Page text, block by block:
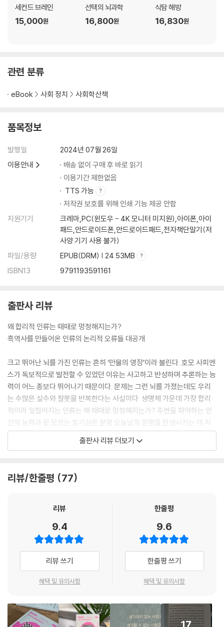
세컨드 브레인
15,000원
선택의 뇌과학
16,800원
식탐 해방
16,830원
관련 분류
eBook 사회 정치 사회학산책
품목정보
발행일
2024년 07월 26일
이용안내
배송 없이 구매 후 바로 읽기
이용기간 제한없음
TTS 가능
저작권 보호를 위해 인쇄 기능 제공 안함
지원기기
크레마,PC(윈도우 - 4K 모니터 미지원),아이폰,아이
패드,안드로이드폰,안드로이드패드,전자책단말기(저
사양 기기 사용 불가)
파일/용량
EPUB(DRM) | 24.53MB
ISBN13
9791193591161
출판사 리뷰
왜 합리적 인류는 때때로 멍청해지는가?
흑역사를 만들어온 인류의 논리적 오류들 대공개
크고 뛰어난 뇌를 가진 인류는 흔히 ‘만물의 영장’이라 불린다. 호모 사피엔
스가 독보적으로 발전할 수 있었던 이유는 사고하고 반성하며 추론하는 능
력이 어느 종보다 뛰어나기 때문이다. 문제는 그런 뇌를 가졌는데도 우리
는 수많은 실수와 잘못을 반복한다는 사실이다. 생명체 가운데 가장 합리
적이라 일컬어지는 인류는 왜 때때로 멍청해지는가? 주변을 파악하는 인
간의 능력과 끝 모르는 호기심은 분명 오늘날의 문명을 탄생시키는 데 지
대한 역할을 했다. 그러나 이 뛰어난 본능 때문에 인간은 종종 잘못된 판단
을 내린다. 무작위로 일어나는 사건들 사이에서 패턴을 찾거나 자신이 관
번 앞면이 나올 확률은 정확히 50퍼센트이지만 스무 번 모두 앞면이 나왔
류’라고 부른다. 정치적 상황도 사고에 영향을 끼친다.
1950년대 중국의 공산당은 참새를 ‘프롤레타리아를 착취하며 기생하는
부르주아의 상징’으로 여기고 중국에서 박멸시킨다. 유일한 천적이던 참새
가 없어지자 대륙에는 메뚜기 떼가 들끓었고, 그 결과 1959년부터 3년 동
안 대기근이 찾아왔다. 과학자 정저쉰 등이 이 사태를 막기 위해 노력했지
만 마오쩌둥은 오히려 그에게 ‘권위적 반동분자’라며 사상재교육과 강제노
→ 그러므로 이 일을 반드시 해야 한다’라는 정치적 삼단논법에 갇혀 수천
만 명을 아사시키는 비극을 초래했다. 만약 마오쩌둥이 정저쉰의 말에 귀
출판사 리뷰 더보기
리뷰/한줄평 77
리뷰
9.4
리뷰 쓰기
혜택 및 유의사항
한줄평
9.6
한줄평 쓰기
혜택 및 유의사항
17